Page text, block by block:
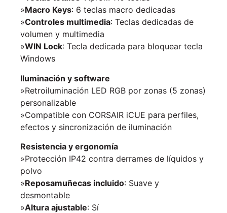
»Macro Keys: 6 teclas macro dedicadas
»Controles multimedia: Teclas dedicadas de
volumen y multimedia
»WIN Lock: Tecla dedicada para bloquear tecla
Windows
Iluminación y software
»Retroiluminación LED RGB por zonas (5 zonas)
personalizable
»Compatible con CORSAIR iCUE para perfiles,
efectos y sincronización de iluminación
Resistencia y ergonomía
»Protección IP42 contra derrames de líquidos y
polvo
»Reposamuñecas incluido: Suave y
desmontable
»Altura ajustable: Sí